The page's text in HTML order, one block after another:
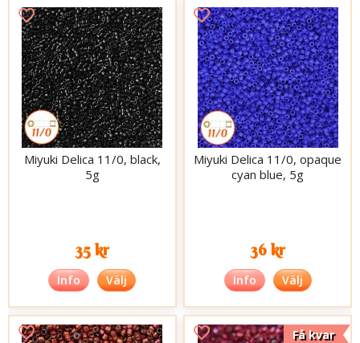
Miyuki Delica 11/0, black,
5g
35 kr
Info Välj
Miyuki Delica 11/0, opaque
cyan blue, 5g
36 kr
Info Välj
Få kvar